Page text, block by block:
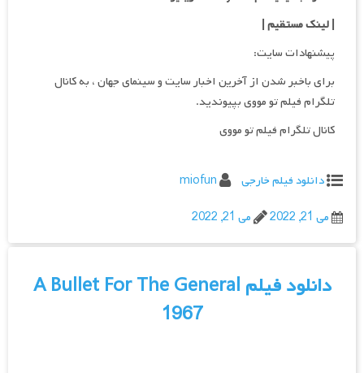
| لینک مستقیم|
پیشنهادات سایت:
برای باخبر شدن از آخرین اخبار سایت و سینمای جهان ، به کانال
تلگرام فیلم تو مووی بپیوندید.
کانال تلگرام فیلم تو مووی
دانلود فیلم خارجی
miofun
می 21, 2022
می 21, 2022
دانلود فیلم A Bullet For The General
1967